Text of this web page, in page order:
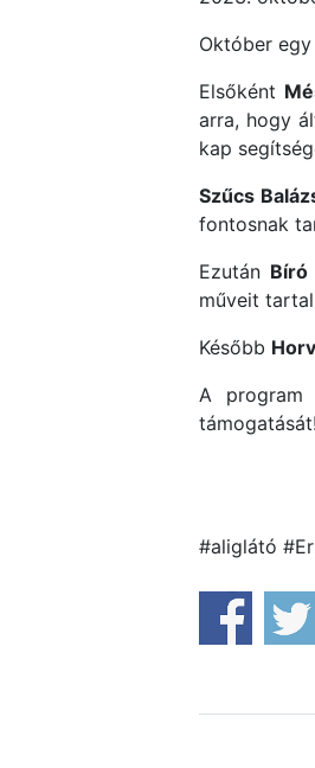
Október
Elsőként
arra, hogy
kap
Szűcs
fontosnak
Ezután Bíró
műveit
Később
A program
támogatását!
#aliglátó